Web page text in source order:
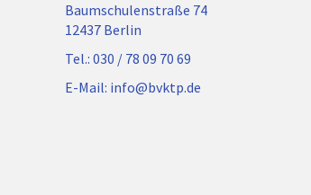
Baumschulenstraße 74
12437 Berlin
Tel.: 030 / 78 09 70 69
E-Mail: info@bvktp.de